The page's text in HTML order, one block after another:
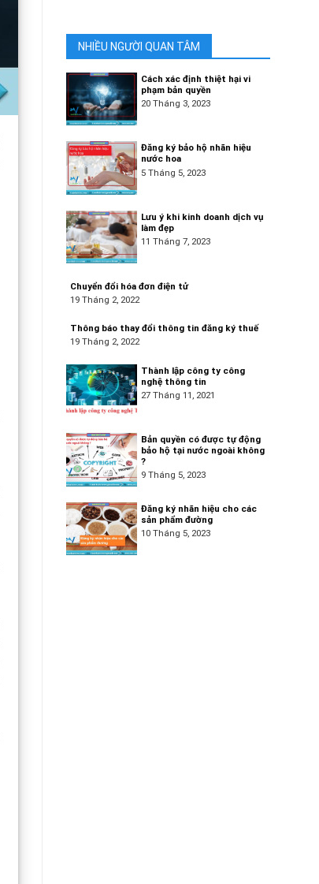
NHIỀU NGƯỜI QUAN TÂM
Cách xác định thiệt hại vi
phạm bản quyền
20 Tháng 3, 2023
Đăng ký bảo hộ nhãn hiệu
nước hoa
5 Tháng 5, 2023
Lưu ý khi kinh doanh dịch vụ
làm đẹp
11 Tháng 7, 2023
Chuyển đổi hóa đơn điện tử
19 Tháng 2, 2022
Thông báo thay đổi thông tin đăng ký thuế
19 Tháng 2, 2022
Thành lập công ty công
nghệ thông tin
27 Tháng 11, 2021
Bản quyền có được tự động
bảo hộ tại nước ngoài không
?
9 Tháng 5, 2023
Đăng ký nhãn hiệu cho các
sản phẩm đường
10 Tháng 5, 2023